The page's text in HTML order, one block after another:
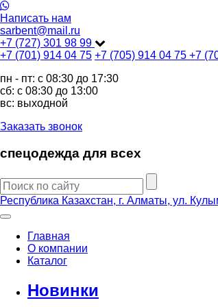
Написать нам
sarbent@mail.ru
+7 (727) 301 98 99
+7 (701) 914 04 75 +7 (705) 914 04 75 +7
пн - пт: c 08:30 до 17:30
сб: c 08:30 до 13:00
вс: выходной
Заказать звонок
спецодежда для всех
Республика Казахстан, г. Алматы, ул.
Главная
О компании
Каталог
Новинки